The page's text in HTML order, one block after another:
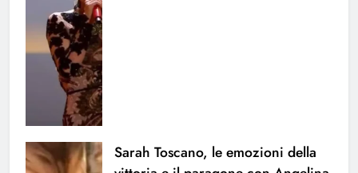
Sarah Toscano, le emozioni della